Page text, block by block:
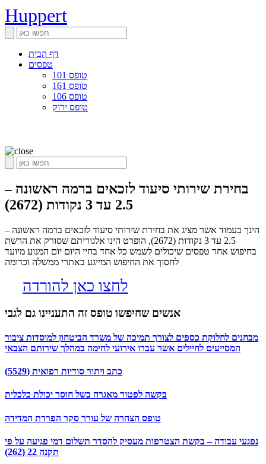
Huppert
דף הבית
טפסים
טופס 101
טופס 161
טופס 106
טופס ירוק
בחירת שירותי סיעוד לזכאים ברמה ראשונה –
2.5 עד 3 נקודות (2672)
הינך בעמוד אשר מציג את בחירת שירותי סיעוד לזכאים ברמה ראשונה –
2.5 עד 3 נקודות (2672), הופרט הינו אלגוריתם שסורק את הרשת
בחיפוש אחר טפסים שיכולים לשמש כל אחד בחיי היום יום המנוע מיועד
לחסוך את החיפוש המייגע באתרי ממשלה וכדומה
לחצו כאן להורדה
אנשים שחיפשו טופס זה התעניינו גם לגבי
מבחנים לחלוקת כספים לצורך תמיכה של משרד הביטחון למוסדות ציבור
המסייעים לחיילים אשר עברו אירועי לחימה במהלך שירותם הצבאי
כתב ויתור סודיות רפואית (5529)
בקשה לפטור מאגרה בשל חוסר יכולת כלכלית
טופס הצהרה של עורך סקר הפרדת המדידה
נפגעי עבודה – בקשת הצטרפות מעסיק להסדר תשלום דמי פגיעה על פי
תקנה 22 (262)